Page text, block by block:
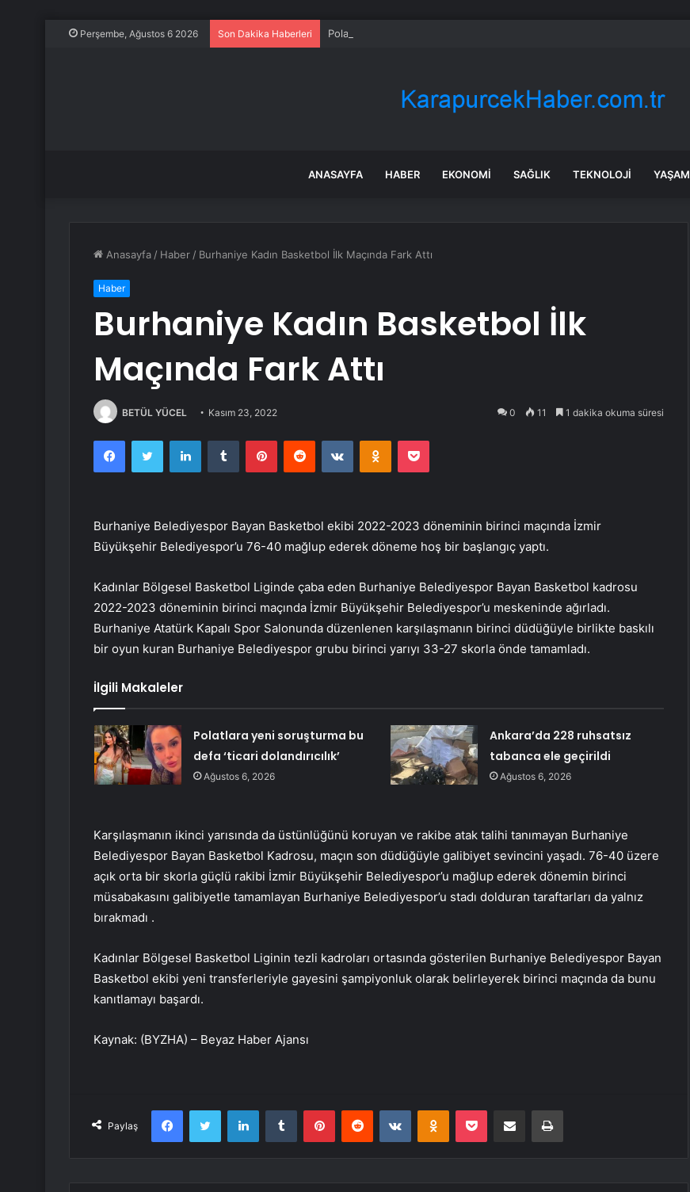
Perşembe, Ağustos 6 2026 Son Dakika Haberleri Polatlara yeni soruşturma bu defa ‘ticari dolandırıcılık’
ANASAYFA HABER EKONOMI SAĞLIK TEKNOLOJI YAŞAM
Anasayfa / Haber / Burhaniye Kadın Basketbol İlk Maçında Fark Attı
Haber
Burhaniye Kadın Basketbol İlk
Maçında Fark Attı
BETÜL YÜCEL Kasım 23, 2022 0 11 1 dakika okuma süresi
FacebookTwitter LinkedInTumblr PinterestReddit VKontakteOdnoklassniki
Pocket
Burhaniye Belediyespor Bayan Basketbol ekibi 2022-2023 döneminin birinci maçında İzmir
Büyükşehir Belediyespor’u 76-40 mağlup ederek döneme hoş bir başlangıç yaptı.
Kadınlar Bölgesel Basketbol Liginde çaba eden Burhaniye Belediyespor Bayan Basketbol kadrosu
2022-2023 döneminin birinci maçında İzmir Büyükşehir Belediyespor’u meskeninde ağırladı.
Burhaniye Atatürk Kapalı Spor Salonunda düzenlenen karşılaşmanın birinci düdüğüyle birlikte baskılı
bir oyun kuran Burhaniye Belediyespor grubu birinci yarıyı 33-27 skorla önde tamamladı.
İlgili Makaleler
Polatlara yeni soruşturma bu
defa ‘ticari dolandırıcılık’
Ağustos 6, 2026
Ankara’da 228 ruhsatsız
tabanca ele geçirildi
Ağustos 6, 2026
Karşılaşmanın ikinci yarısında da üstünlüğünü koruyan ve rakibe atak talihi tanımayan Burhaniye
Belediyespor Bayan Basketbol Kadrosu, maçın son düdüğüyle galibiyet sevincini yaşadı. 76-40 üzere
açık orta bir skorla güçlü rakibi İzmir Büyükşehir Belediyespor’u mağlup ederek dönemin birinci
müsabakasını galibiyetle tamamlayan Burhaniye Belediyespor’u stadı dolduran taraftarları da yalnız
bırakmadı .
Kadınlar Bölgesel Basketbol Liginin tezli kadroları ortasında gösterilen Burhaniye Belediyespor Bayan
Basketbol ekibi yeni transferleriyle gayesini şampiyonluk olarak belirleyerek birinci maçında da bunu
kanıtlamayı başardı.
Kaynak: (BYZHA) – Beyaz Haber Ajansı
Paylaş
FacebookTwitter LinkedInTumblr PinterestReddit VKontakteOdnoklassniki
Pocket E-Posta ile paylaş Yazdır